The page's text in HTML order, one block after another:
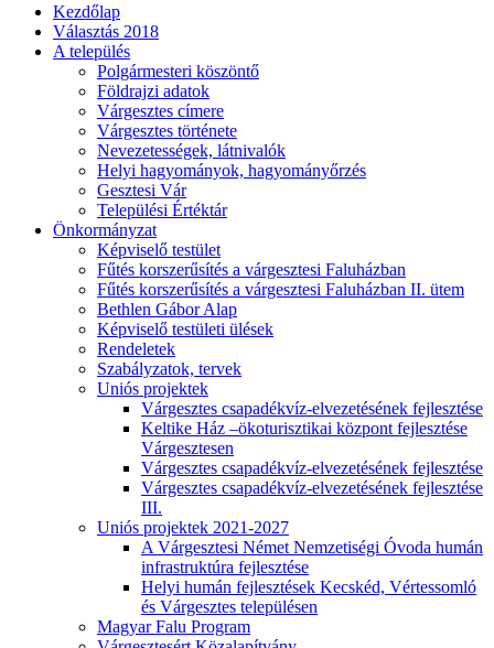
Kezdőlap
Választás 2018
A település
Polgármesteri köszöntő
Földrajzi adatok
Várgesztes címere
Várgesztes története
Nevezetességek, látnivalók
Helyi hagyományok, hagyományőrzés
Gesztesi Vár
Települési Értéktár
Önkormányzat
Képviselő testület
Fűtés korszerűsítés a várgesztesi Faluházban
Fűtés korszerűsítés a várgesztesi Faluházban II. ütem
Bethlen Gábor Alap
Képviselő testületi ülések
Rendeletek
Szabályzatok, tervek
Uniós projektek
Várgesztes csapadékvíz-elvezetésének fejlesztése
Keltike Ház –ökoturisztikai központ fejlesztése
Várgesztesen
Várgesztes csapadékvíz-elvezetésének fejlesztése
Várgesztes csapadékvíz-elvezetésének fejlesztése
III.
Uniós projektek 2021-2027
A Várgesztesi Német Nemzetiségi Óvoda humán
infrastruktúra fejlesztése
Helyi humán fejlesztések Kecskéd, Vértessomló
és Várgesztes településen
Magyar Falu Program